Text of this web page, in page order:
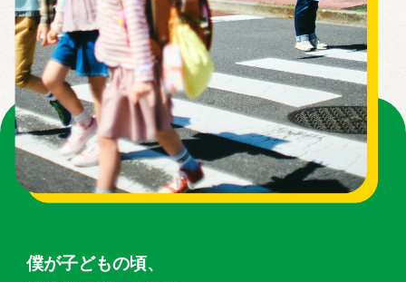
僕が子どもの頃、